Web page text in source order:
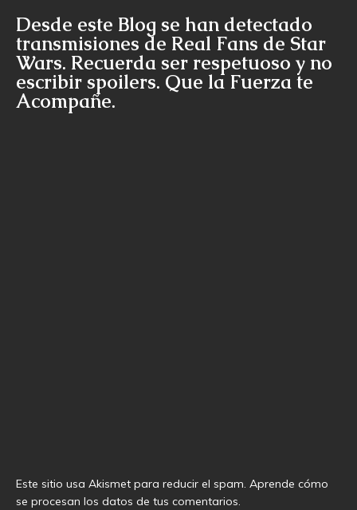
Desde este Blog se han detectado
transmisiones de Real Fans de Star
Wars. Recuerda ser respetuoso y no
escribir spoilers. Que la Fuerza te
Acompañe.
Este sitio usa Akismet para reducir el spam. Aprende cómo
se procesan los datos de tus comentarios.